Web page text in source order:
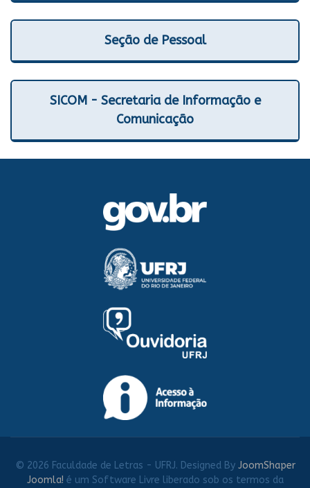
Seção de Pessoal
SICOM - Secretaria de Informação e
Comunicação
© 2026 Faculdade de Letras - UFRJ. Designed By JoomShaper
Joomla! é um Software Livre liberado sob os termos da